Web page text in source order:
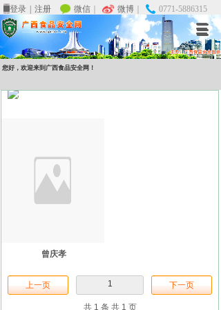
微博 ｜
微信 ｜ 0771-5886315
登录 注册 微博 ｜
微信 ｜ 0771-5886315
登录 注册
您好，欢迎来到广西食品安全网！
专家介绍
曾庆孝
上一页 1 下一页
共 1 条 共 1 页